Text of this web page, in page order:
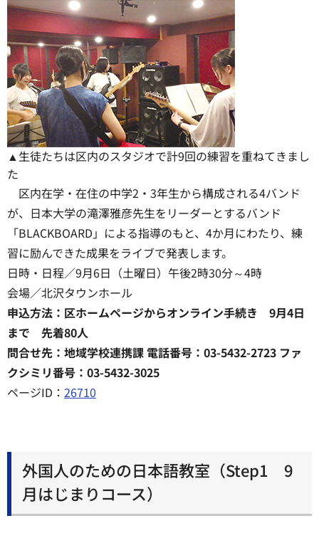
▲生徒たちは区内のスタジオで計9回の練習を重ねてきまし
た
区内在学・在住の中学2・3年生から構成される4バンド
が、日本大学の滝澤雅彦先生をリーダーとするバンド
「BLACKBOARD」による指導のもと、4か月にわたり、練
習に励んできた成果をライブで発表します。
日時・日程／9月6日（土曜日）午後2時30分～4時
会場／北沢タウンホール
申込方法：区ホームページからオンライン手続き 9月4日
まで 先着80人
問合せ先：地域学校連携課 電話番号：03-5432-2723 ファ
クシミリ番号：03-5432-3025
ページID： 26710
外国人のための日本語教室（Step1 9
月はじまりコース）